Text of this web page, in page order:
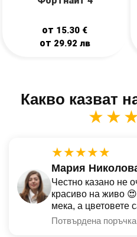
от 15.30 €
от 29.92 лв
Какво казват
★★★★★
Мария
Честно казано не
красиво на живо
мека, а цветовете
Потвърдена поръчка